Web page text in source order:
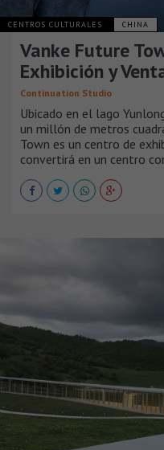
CENTROS CULTURALES CHINA
Vanke Future
Exhibición y
Continuation Studio
Ubicado en el lago
un millón de metros
Town es un centro de
convertirá en un centro